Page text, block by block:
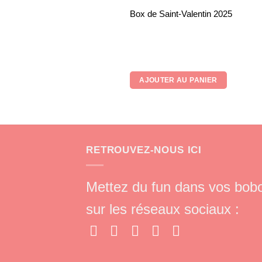
Box de Saint-Valentin 2025
AJOUTER AU PANIER
RETROUVEZ-NOUS ICI
Mettez du fun dans vos
sur les réseaux sociaux :